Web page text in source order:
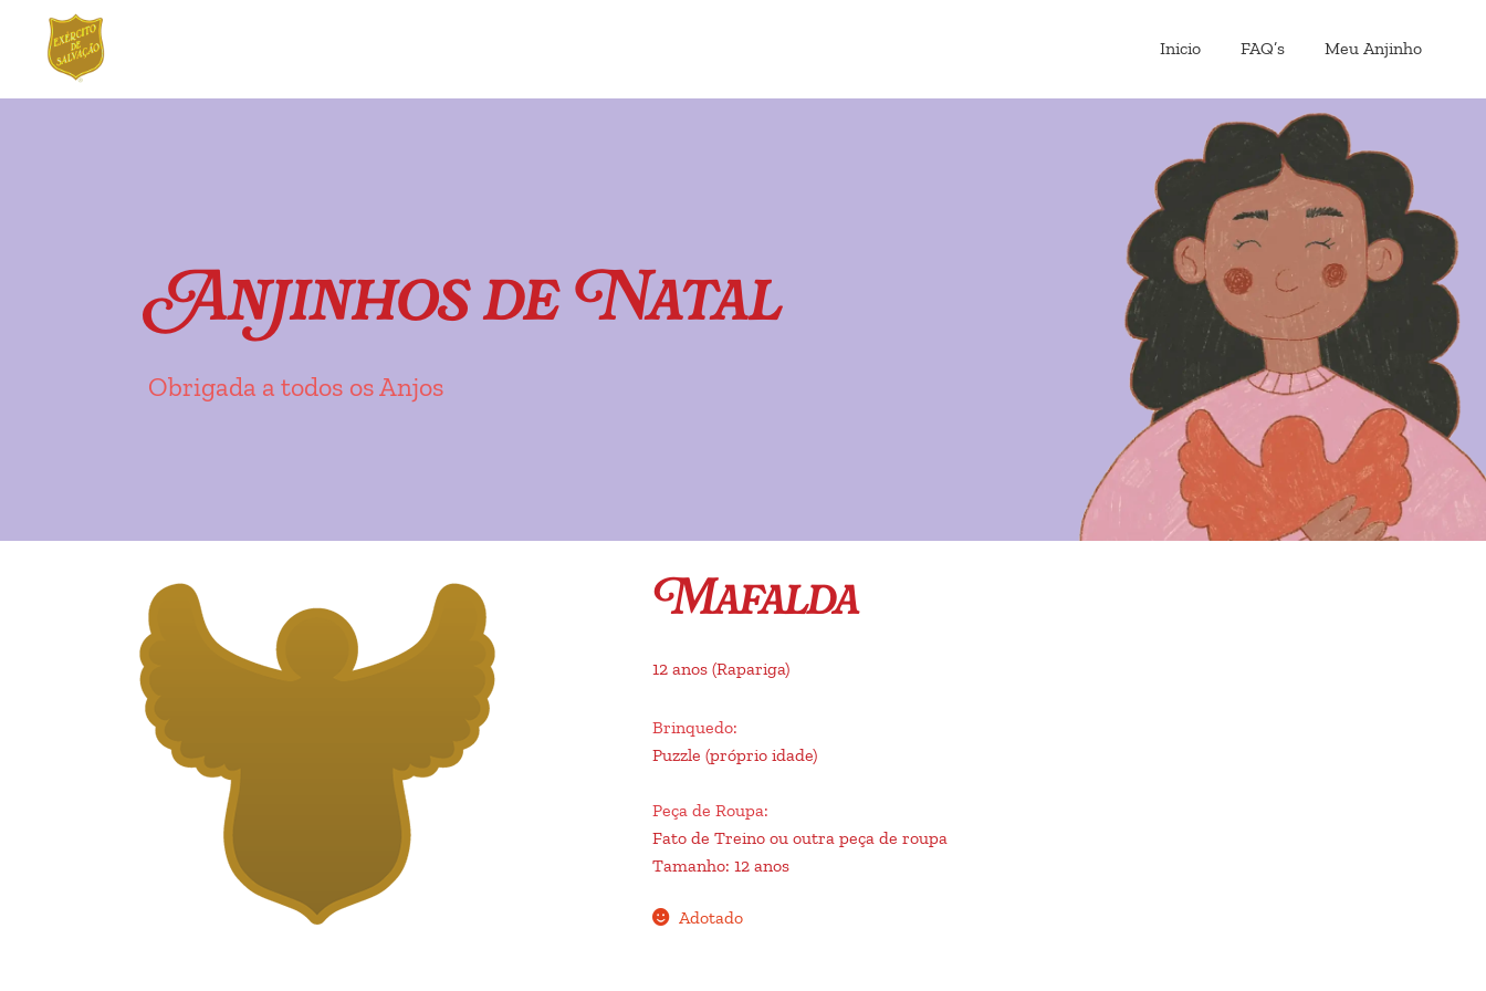
navegação
conteúdo
Inicio FAQ’s Meu Anjinho
Anjinhos de Natal
Obrigada a todos os Anjos
Mafalda
12 anos (Rapariga)
Brinquedo:
Puzzle (próprio idade)
Peça de Roupa:
Fato de Treino ou outra peça de roupa
Tamanho: 12 anos
Adotado